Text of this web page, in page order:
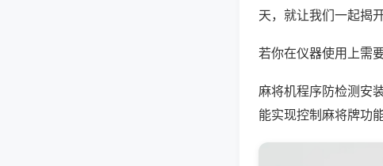
天，就让我们一起揭
若你在仪器使用上需
麻将机程序防检测安
能实现控制麻将牌功